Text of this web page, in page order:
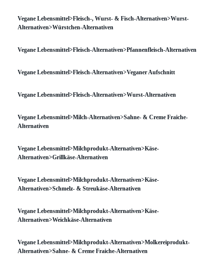
Vegane Lebensmittel>Fleisch-, Wurst- & Fisch-Alternativen>Wurst-
Alternativen>Würstchen-Alternativen
Vegane Lebensmittel>Fleisch-Alternativen>Pfannenfleisch-Alternativen
Vegane Lebensmittel>Fleisch-Alternativen>Veganer Aufschnitt
Vegane Lebensmittel>Fleisch-Alternativen>Wurst-Alternativen
Vegane Lebensmittel>Milch-Alternativen>Sahne- & Creme Fraiche-
Alternativen
Vegane Lebensmittel>Milchprodukt-Alternativen>Käse-
Alternativen>Grillkäse-Alternativen
Vegane Lebensmittel>Milchprodukt-Alternativen>Käse-
Alternativen>Schmelz- & Streukäse-Alternativen
Vegane Lebensmittel>Milchprodukt-Alternativen>Käse-
Alternativen>Weichkäse-Alternativen
Vegane Lebensmittel>Milchprodukt-Alternativen>Molkereiprodukt-
Alternativen>Sahne- & Creme Fraiche-Alternativen